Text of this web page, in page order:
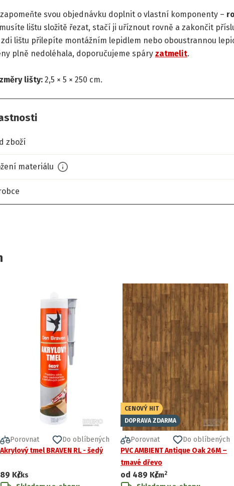
svou objednávku doplnit o vlastní komponenty –
lištu složitě řezat, stačí ji uříznout rovně a zakončit
zdi lištu přilepíte montážním lepidlem nebo oboustrannou
plně nedoléhala, doporučujeme spáry zatmelit.
lišty: 2,5 × 5 × 250 cm.
zboží
materiálu
Porovnat
Do oblíbených
Akrylový tmel BRAVEN RL - šedý
89 Kč/ks
CENOVÝ HIT
DOPRAVA ZDARMA
Porovnat
Do oblíbených
PVC AMBIENT Antique Oak 26M –
tmavé dřevo
od 489 Kč
/m2